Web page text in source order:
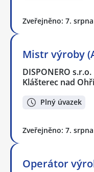
Zveřejněno: 7. srpna
Mistr výroby
DISPONERO s.r.o.
Klášterec nad Ohří
Plný úvazek
Zveřejněno: 7. srpna
Operátor